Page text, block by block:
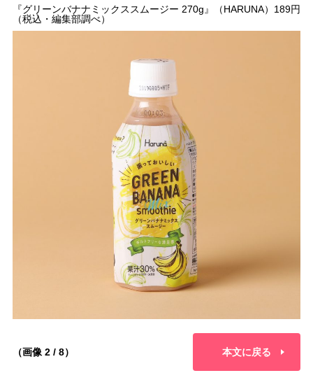
『グリーンバナナミックススムージー 270g』（HARUNA）189円
（税込・編集部調べ）
（画像 2 / 8） 本文に戻る